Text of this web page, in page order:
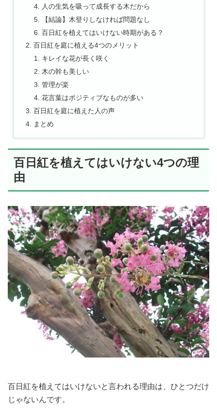
人の生気を吸って成長する木だから
【結論】木登りしなければ問題なし
百日紅を植えてはいけない時期がある？
百日紅を庭に植える4つのメリット
キレイな花が長く咲く
木の幹も美しい
管理が楽
花言葉はポジティブなものが多い
百日紅を庭に植えた人の声
まとめ
百日紅を植えてはいけない4つの理
由
百日紅を植えてはいけないと言われる理由は、ひとつだけ
じゃないんです。